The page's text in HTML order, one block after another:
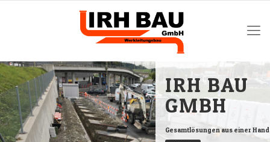
IRH BAU
GMBH
Gesamtlösungen aus einer